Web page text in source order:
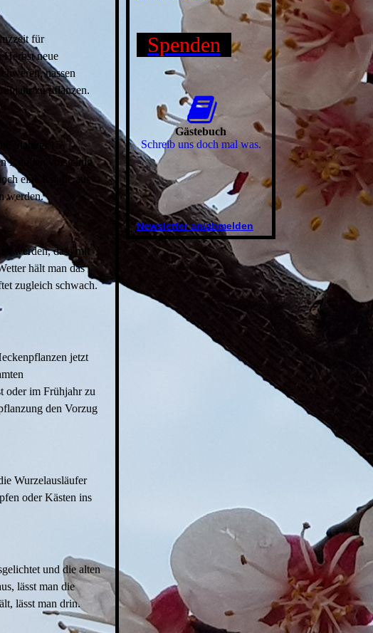
für
neue
nassen
zu pflanzen.
Stängel 15
Knollen vorsichtig
eine Knolle aus
werden.
werden, dass mit
hält man das
zugleich schwach.
jetzt
oder im Frühjahr zu
den Vorzug
Wurzelausläufer
oder Kästen ins
und die alten
lässt man die
lässt man drin.
Spenden
Gästebuch
Schreib uns doch mal was.
Newsletter an/abmelden